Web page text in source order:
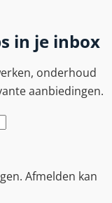
in je inbox
onderhoud
aanbiedingen.
Afmelden kan